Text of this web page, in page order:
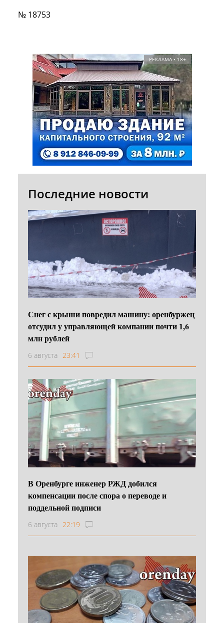
№ 18753
РЕКЛАМА • 18+
Последние новости
Снег с крыши повредил машину: оренбуржец
отсудил у управляющей компании почти 1,6
млн рублей
6 августа 23:41
В Оренбурге инженер РЖД добился
компенсации после спора о переводе и
поддельной подписи
6 августа 22:19